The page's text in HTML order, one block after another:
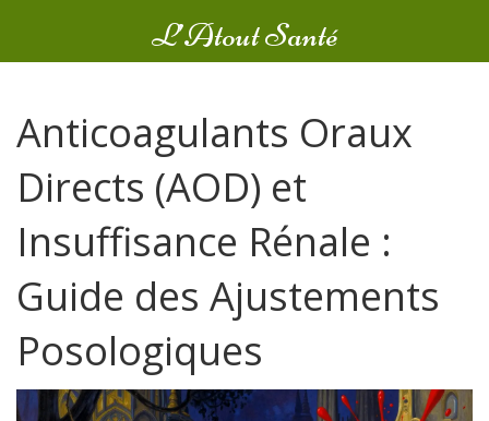
L’Atout Santé
Anticoagulants Oraux
Directs (AOD) et
Insuffisance Rénale :
Guide des Ajustements
Posologiques